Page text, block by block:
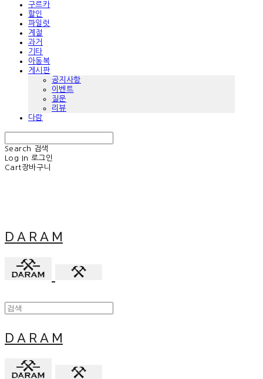
구르카
할인
파일럿
계절
과거
기타
아동복
게시판
공지사항
이벤트
질문
리뷰
다람
Search
검색
Log In 로그인
Cart장바구니
D A R A M
D A R A M